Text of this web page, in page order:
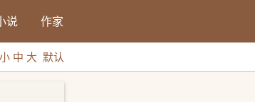
说 作家
小 中 大 默认